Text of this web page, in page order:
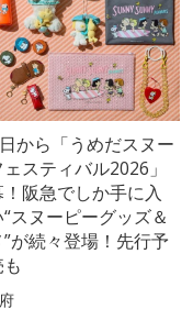
から「うめだスヌー
スティバル2026」
阪急でしか手に入
スヌーピーグッズ＆
が続々登場！先行予